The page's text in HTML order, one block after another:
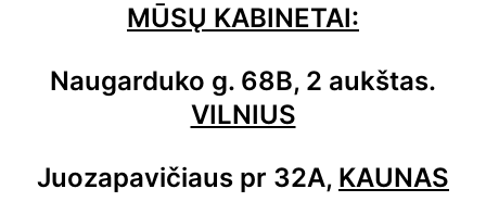
MŪSŲ KABINETAI:
Naugarduko g. 68B, 2 aukštas.
VILNIUS
Juozapavičiaus pr 32A, KAUNAS